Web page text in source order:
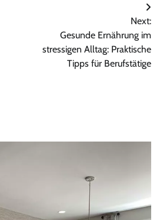
Next:
Gesunde Ernährung im
stressigen Alltag: Praktische
Tipps für Berufstätige